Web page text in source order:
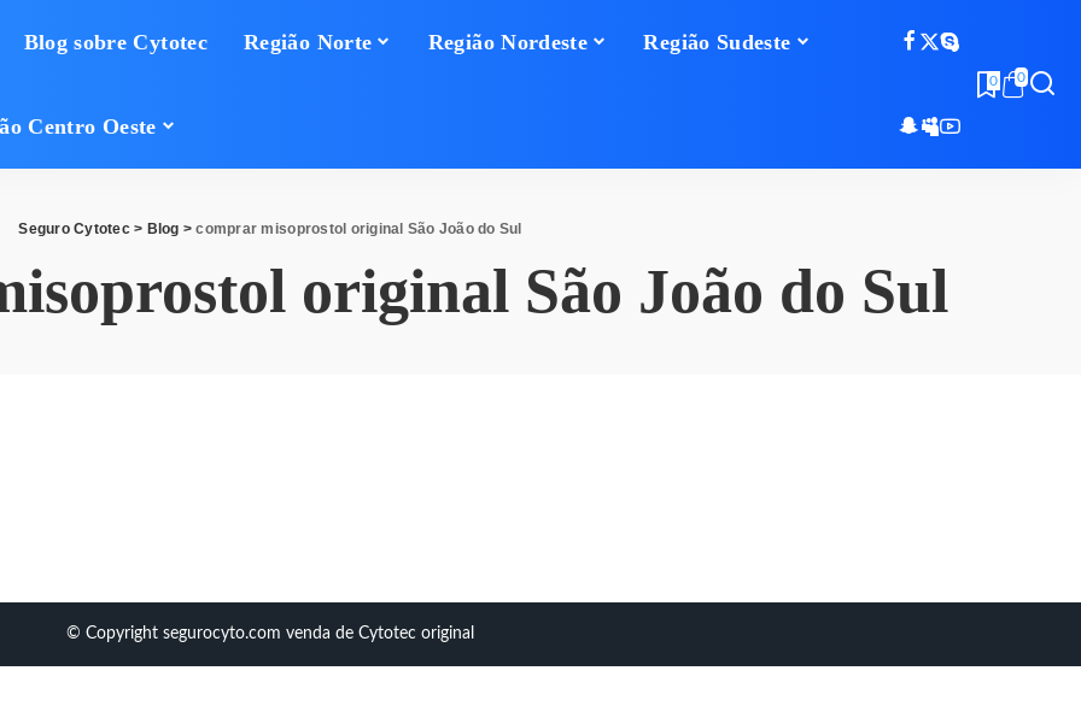
Blog sobre Cytotec Região Norte Região Nordeste Região Sudeste
Centro Oeste
0 0
Seguro Cytotec> Blog >comprar misoprostol original São João do Sul
original São João do Sul
© Copyright segurocyto.com venda de Cytotec original